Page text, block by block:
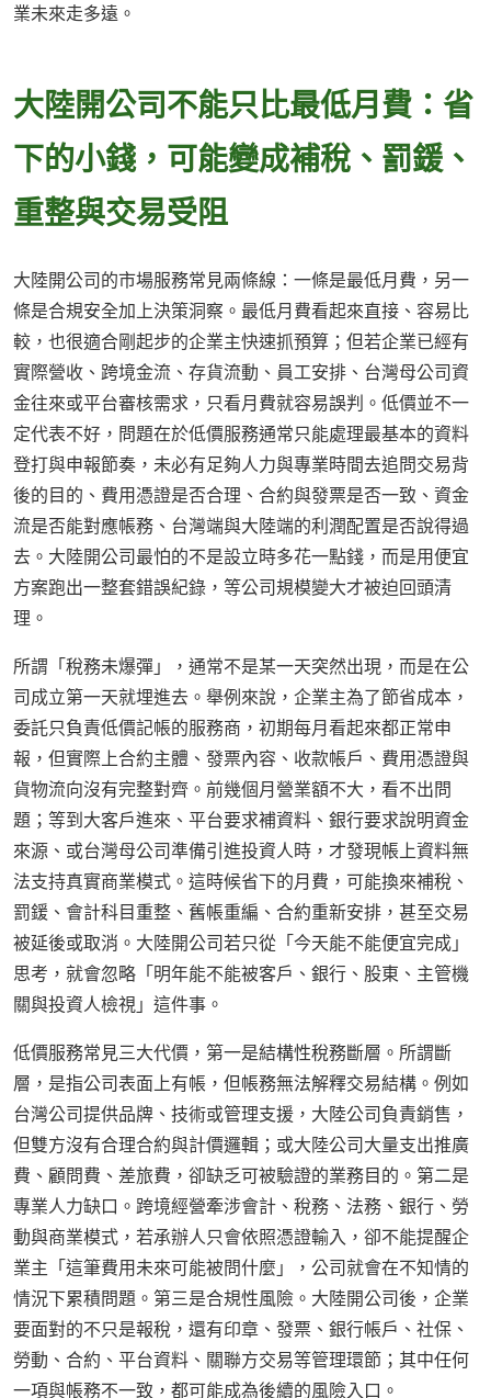
業未來走多遠。
大陸開公司不能只比最低月費：省
下的小錢，可能變成補稅、罰鍰、
重整與交易受阻
大陸開公司的市場服務常見兩條線：一條是最低月費，另一
條是合規安全加上決策洞察。最低月費看起來直接、容易比
較，也很適合剛起步的企業主快速抓預算；但若企業已經有
實際營收、跨境金流、存貨流動、員工安排、台灣母公司資
金往來或平台審核需求，只看月費就容易誤判。低價並不一
定代表不好，問題在於低價服務通常只能處理最基本的資料
登打與申報節奏，未必有足夠人力與專業時間去追問交易背
後的目的、費用憑證是否合理、合約與發票是否一致、資金
流是否能對應帳務、台灣端與大陸端的利潤配置是否說得過
去。大陸開公司最怕的不是設立時多花一點錢，而是用便宜
方案跑出一整套錯誤紀錄，等公司規模變大才被迫回頭清
理。
所謂「稅務未爆彈」，通常不是某一天突然出現，而是在公
司成立第一天就埋進去。舉例來說，企業主為了節省成本，
委託只負責低價記帳的服務商，初期每月看起來都正常申
報，但實際上合約主體、發票內容、收款帳戶、費用憑證與
貨物流向沒有完整對齊。前幾個月營業額不大，看不出問
題；等到大客戶進來、平台要求補資料、銀行要求說明資金
來源、或台灣母公司準備引進投資人時，才發現帳上資料無
法支持真實商業模式。這時候省下的月費，可能換來補稅、
罰鍰、會計科目重整、舊帳重編、合約重新安排，甚至交易
被延後或取消。大陸開公司若只從「今天能不能便宜完成」
思考，就會忽略「明年能不能被客戶、銀行、股東、主管機
關與投資人檢視」這件事。
低價服務常見三大代價，第一是結構性稅務斷層。所謂斷
層，是指公司表面上有帳，但帳務無法解釋交易結構。例如
台灣公司提供品牌、技術或管理支援，大陸公司負責銷售，
但雙方沒有合理合約與計價邏輯；或大陸公司大量支出推廣
費、顧問費、差旅費，卻缺乏可被驗證的業務目的。第二是
專業人力缺口。跨境經營牽涉會計、稅務、法務、銀行、勞
動與商業模式，若承辦人只會依照憑證輸入，卻不能提醒企
業主「這筆費用未來可能被問什麼」，公司就會在不知情的
情況下累積問題。第三是合規性風險。大陸開公司後，企業
要面對的不只是報稅，還有印章、發票、銀行帳戶、社保、
勞動、合約、平台資料、關聯方交易等管理環節；其中任何
一項與帳務不一致，都可能成為後續的風險入口。